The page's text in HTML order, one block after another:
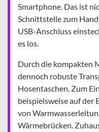
Smartphone. Das ist
Schnittstelle zum
USB-Anschluss
es los.
Durch die kompakten
dennoch robuste
Hosentaschen. Zum
beispielsweise auf der
von
Wärmebrücken.